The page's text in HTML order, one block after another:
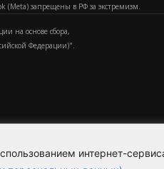
интернет-
запрещены в РФ за экстремизм.
на основе сбора,
Федерации)".
Пользовательское